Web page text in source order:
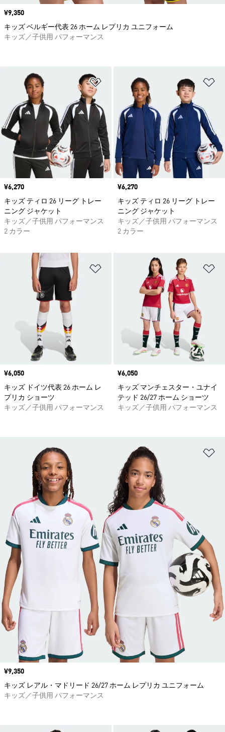
ほしいものリストに追加
価格
¥6,270
キッズ ティロ 26 リーグ トレー
ニング ジャケット
キッズ／子供用 パフォーマンス
2 カラー
価格
¥6,270
キッズ ティロ 26 リーグ トレー
ニング ジャケット
キッズ／子供用 パフォーマンス
2 カラー
ほしいものリストに追加
価格
¥6,050
キッズ ドイツ代表 26 ホーム レ
プリカ ショーツ
キッズ／子供用 パフォーマンス
価格
¥6,050
キッズ マンチェスター・ユナイ
テッド 26/27 ホーム ショーツ
キッズ／子供用 パフォーマンス
価格
¥9,350
キッズ ベルギー代表 26 ホーム レプリカ ユニフォーム
キッズ／子供用 パフォーマンス
価格
¥9,350
キッズ レアル・マドリード 26/27 ホーム レプリカ ユニフォーム
キッズ／子供用 パフォーマンス